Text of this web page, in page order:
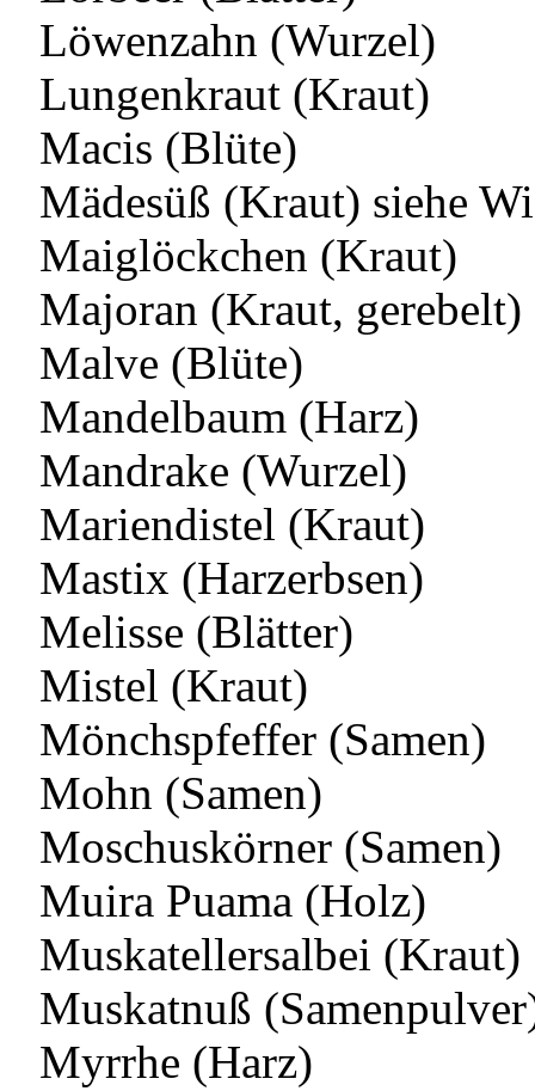
Löwenzahn (Wurzel)
Lungenkraut (Kraut)
Macis (Blüte)
Mädesüß (Kraut) siehe
Maiglöckchen (Kraut)
Majoran (Kraut, gerebelt)
Malve (Blüte)
Mandelbaum (Harz)
Mandrake (Wurzel)
Mariendistel (Kraut)
Mastix (Harzerbsen)
Melisse (Blätter)
Mistel (Kraut)
Mönchspfeffer (Samen)
Mohn (Samen)
Moschuskörner (Samen)
Muira Puama (Holz)
Muskatellersalbei (Kraut)
Muskatnuß
Myrrhe (Harz)